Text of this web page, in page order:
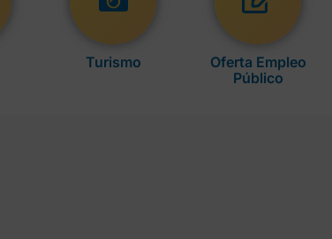
Turismo
Oferta Empleo
Público